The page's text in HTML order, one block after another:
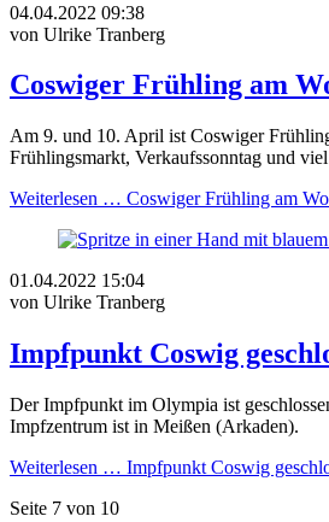
04.04.2022 09:38
von Ulrike Tranberg
Coswiger Frühling am
Am 9. und 10. April ist Coswiger
Frühlingsmarkt, Verkaufssonntag und
Weiterlesen … Coswiger Frühling am
01.04.2022 15:04
von Ulrike Tranberg
Impfpunkt Coswig
Der Impfpunkt im Olympia ist
Impfzentrum ist in Meißen (Arkaden).
Weiterlesen … Impfpunkt Coswig
Seite 7 von 10